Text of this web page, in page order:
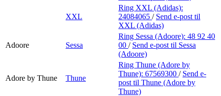
XXL
Ring XXL (Adidas):
24084065 / Send e-post til
XXL (Adidas)
Adoore Sessa
Ring Sessa (Adoore): 48 92 40
00 / Send e-post til Sessa
(Adoore)
Adore by Thune Thune
Ring Thune (Adore by
Thune): 67569300 / Send e-
post til Thune (Adore by
Thune)